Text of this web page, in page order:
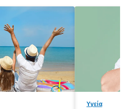
Υγεία